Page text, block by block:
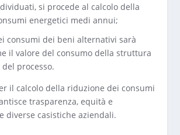
si procede al calcolo della
energetici medi annui;
consumi dei beni alternativi sarà
il valore del consumo della struttura
processo.
il calcolo della riduzione dei consumi
trasparenza, equità e
diverse casistiche aziendali.